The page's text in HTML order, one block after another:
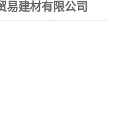
易建材有限公司